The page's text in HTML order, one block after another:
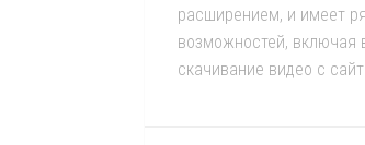
расширением, и имеет
возможностей, включая
скачивание видео с